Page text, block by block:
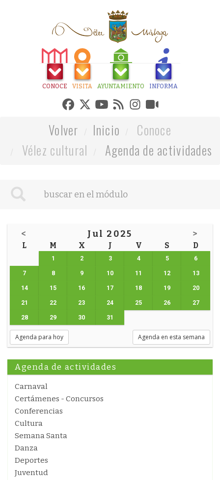
CONOCE VISITA AYUNTAMIENTO INFORMA
Volver Inicio
Conoce
Vélez cultural
Agenda de actividades
< Jul 2025 >
L M X J V S D
1 2 3 4 5 6
7 8 9 10 11 12 13
14 15 16 17 18 19 20
21 22 23 24 25 26 27
28 29 30 31
Agenda para hoy Agenda en esta semana
Agenda de actividades
Carnaval
Certámenes - Concursos
Conferencias
Cultura
Semana Santa
Danza
Deportes
Juventud